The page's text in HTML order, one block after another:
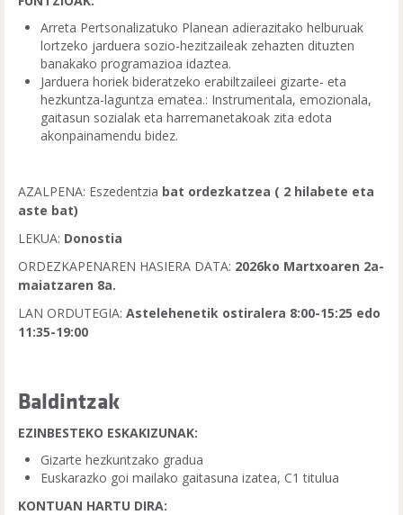
Arreta Pertsonalizatuko Planean adierazitako helburuak
lortzeko jarduera sozio-hezitzaileak zehazten dituzten
banakako programazioa idaztea.
Jarduera horiek bideratzeko erabiltzaileei gizarte- eta
hezkuntza-laguntza ematea.: Instrumentala, emozionala,
gaitasun sozialak eta harremanetakoak zita edota
akonpainamendu bidez.
AZALPENA: Eszedentzia bat ordezkatzea ( 2 hilabete eta
aste bat)
LEKUA: Donostia
ORDEZKAPENAREN HASIERA DATA: 2026ko Martxoaren 2a-
maiatzaren 8a.
LAN ORDUTEGIA: Astelehenetik ostiralera 8:00-15:25 edo
11:35-19:00
Baldintzak
EZINBESTEKO ESKAKIZUNAK:
Gizarte hezkuntzako gradua
Euskarazko goi mailako gaitasuna izatea, C1 titulua
KONTUAN HARTU DIRA: